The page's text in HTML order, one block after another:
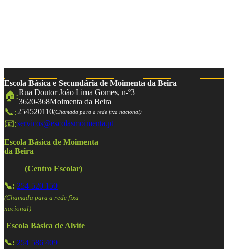
Escola Básica e Secundária de Moimenta da Beira
🏠:Rua Doutor João Lima Gomes, n-º3
3620-368Moimenta da Beira
📞:254520110(Chamada para a rede fixa nacional)
📧:servicos@escolasmoimenta.pt
Escola Básica de Moimenta
da Beira
(Centro Escolar)
📞: 254 520 150
(Chamada para a rede fixa
nacional)
Escola Básica de Alvite
📞: 254 586 409